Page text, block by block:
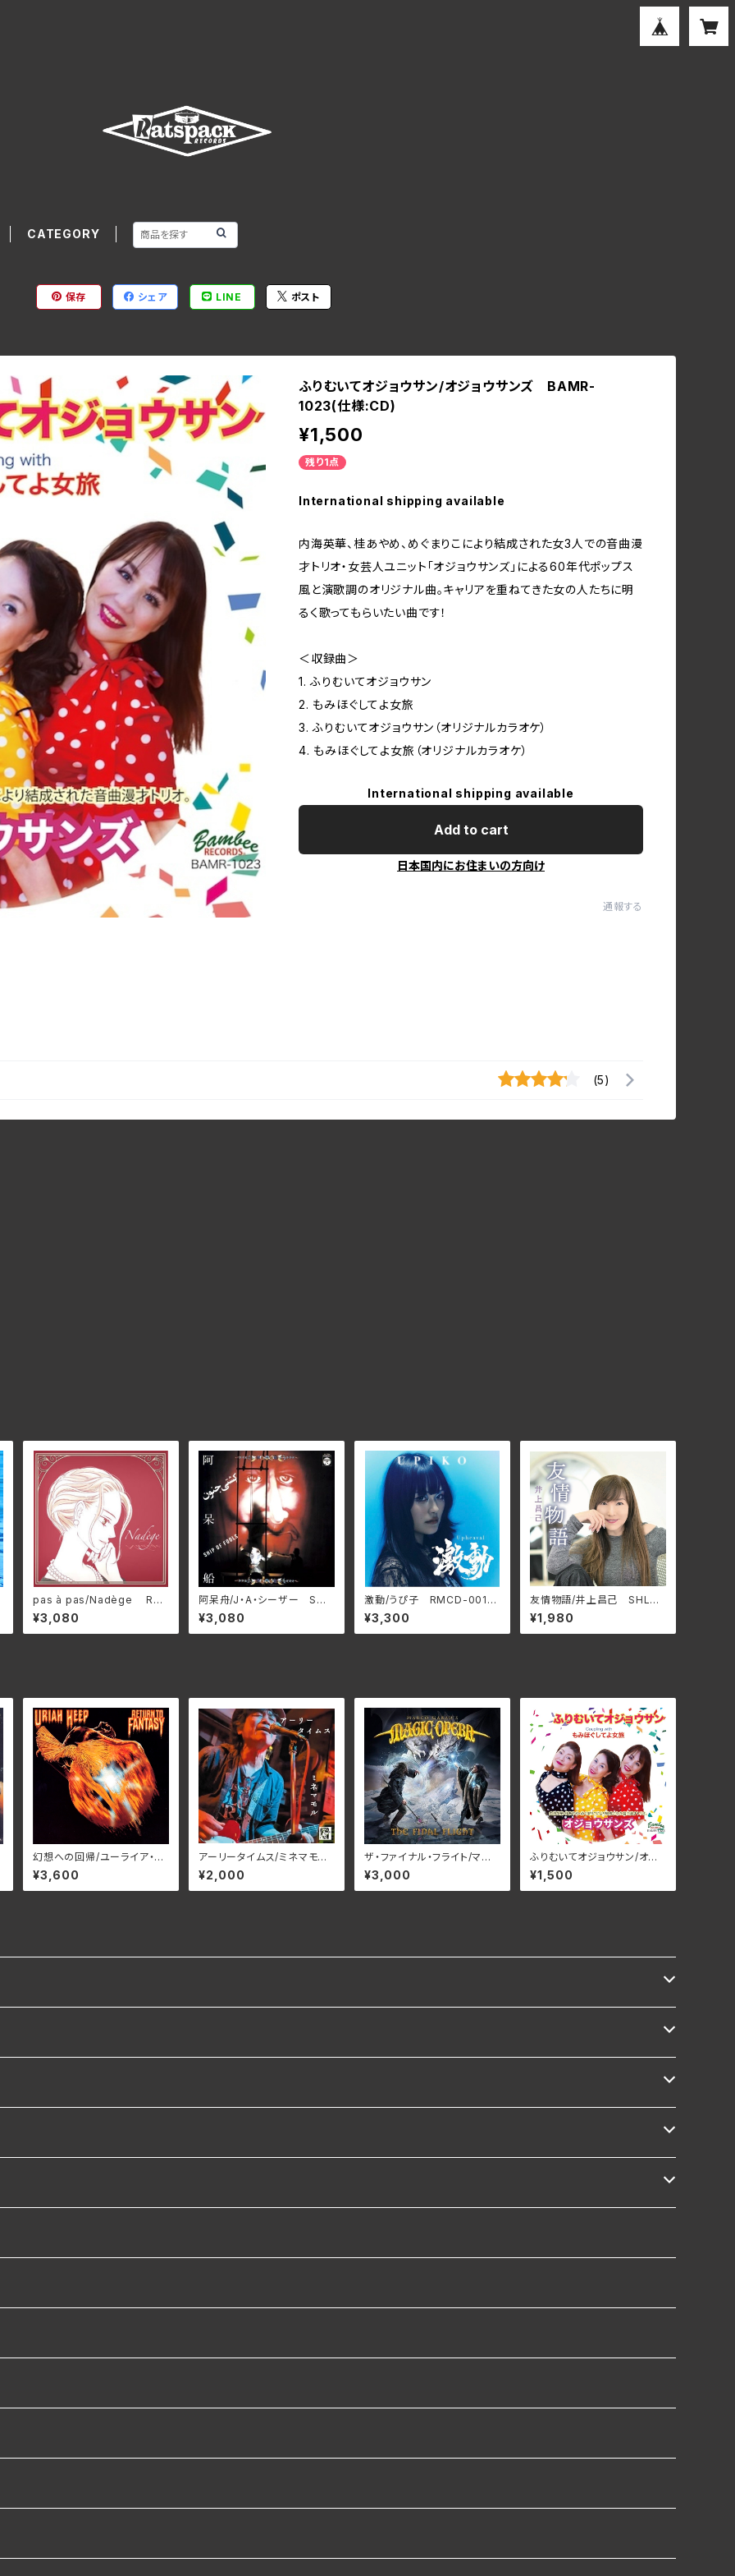
CATEGORY
保存 シェア LINE ポスト
ふりむいてオジョウサン/オジョウサンズ BAMR-
1023(仕様:CD)
¥1,500
残り1点
International shipping available
内海英華、桂あやめ、めぐまりこにより結成された女3人での音曲漫
才トリオ・女芸人ユニット「オジョウサンズ」による60年代ポップス
風と演歌調のオリジナル曲。キャリアを重ねてきた女の人たちに明
るく歌ってもらいたい曲です！
＜収録曲＞
1. ふりむいてオジョウサン
2. もみほぐしてよ女旅
3. ふりむいてオジョウサン（オリジナルカラオケ）
4. もみほぐしてよ女旅（オリジナルカラオケ）
International shipping available
Add to cart
日本国内にお住まいの方向け
通報する
(5)
pas à pas/Nadège RHA
PSODIE-A1801(仕様:12イン
チレコード)
¥3,080
阿呆舟/J・A・シーザー SWA
X-89C(仕様:CD)
¥3,080
激動/うぴ子 RMCD-001
(仕様:CD)
¥3,300
友情物語/井上昌己 SHLA-
0022(仕様:CD)
¥1,980
幻想への回帰/ユーライア・ヒ
ープ BELLE-264386(仕様:
SHM-CD)
¥3,600
アーリータイムス/ミネマモ
ル SSRC-010(仕様:CD)
¥2,000
ザ・ファイナル・フライト/マル
コ・ガラウズ・マジック・オペ
ラ RBNCD-1472(仕様:C
D)
¥3,000
ふりむいてオジョウサン/オジ
ョウサンズ BAMR-1023(仕
様:CD)
¥1,500